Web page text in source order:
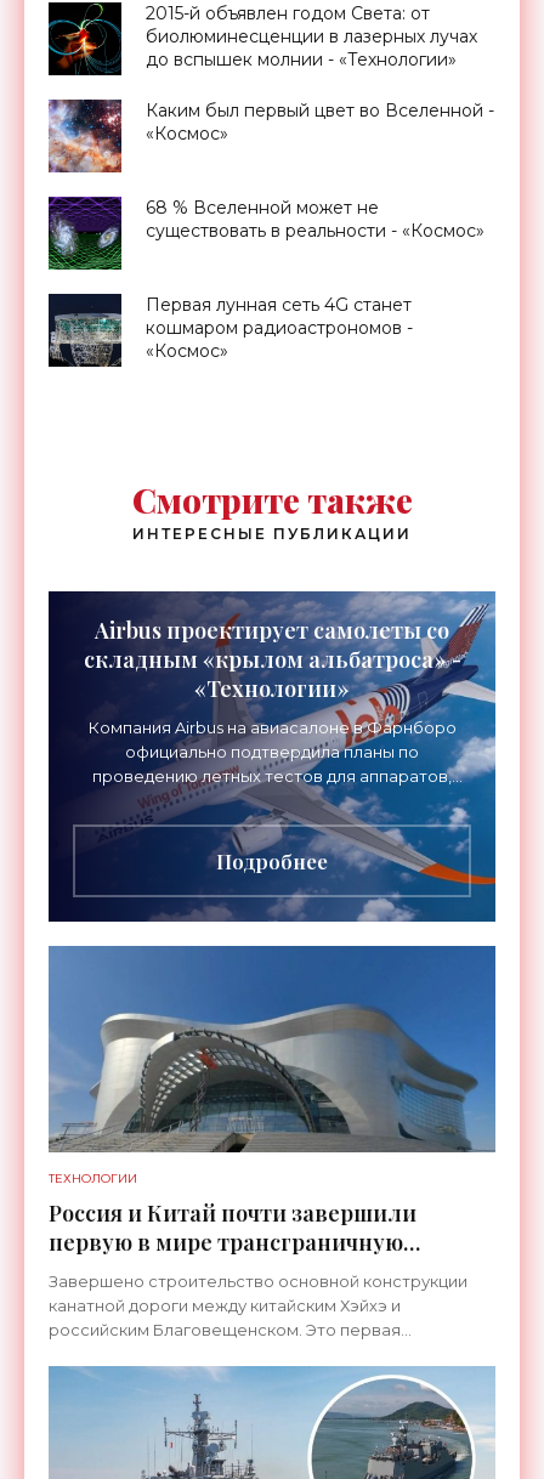
2015-й объявлен годом Света: от
биолюминесценции в лазерных лучах
до вспышек молнии - «Технологии»
Каким был первый цвет во Вселенной -
«Космос»
68 % Вселенной может не
существовать в реальности - «Космос»
Первая лунная сеть 4G станет
кошмаром радиоастрономов -
«Космос»
Смотрите также
ИНТЕРЕСНЫЕ ПУБЛИКАЦИИ
Airbus проектирует самолеты со
складным «крылом альбатроса» -
«Технологии»
Компания Airbus на авиасалоне в Фарнборо
официально подтвердила планы по
проведению летных тестов для аппаратов,
созданных в рамках нового проекта «Крыло
будущего». Цель разработки
Подробнее
ТЕХНОЛОГИИ
Россия и Китай почти завершили
первую в мире трансграничную
канатную дорогу между двумя
странами - «Технологии»
Завершено строительство основной конструкции
канатной дороги между китайским Хэйхэ и
российским Благовещенском. Это первая
соединит не просто два города, а